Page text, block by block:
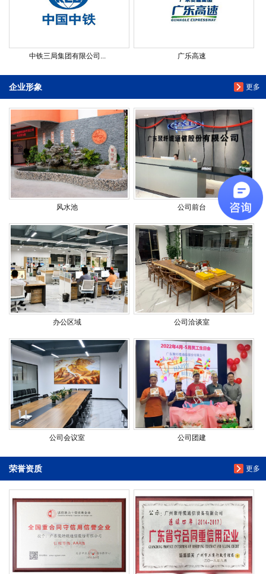
中铁三局集团有限公司... 广乐高速
更多
企业形象
风水池 公司前台
办公区域 公司洽谈室
公司会议室 公司团建
更多
荣誉资质